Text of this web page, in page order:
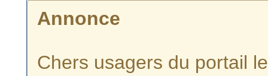
Annonce
Chers usagers du portail